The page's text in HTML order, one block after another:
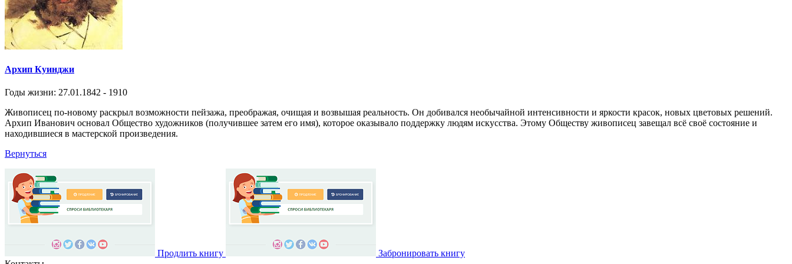
Архип Куинджи
Годы жизни: 27.01.1842 - 1910
Живописец по-новому раскрыл возможности пейзажа, преображая, очищая и возвышая реальность. Он добивался необычайной интенсивности и яркости красок, новых цветовых решений.
Архип Иванович основал Общество художников (получившее затем его имя), которое оказывало поддержку людям искусства. Этому Обществу живописец завещал всё своё состояние и
находившиеся в мастерской произведения.
Вернуться
Продлить книгу
Забронировать книгу